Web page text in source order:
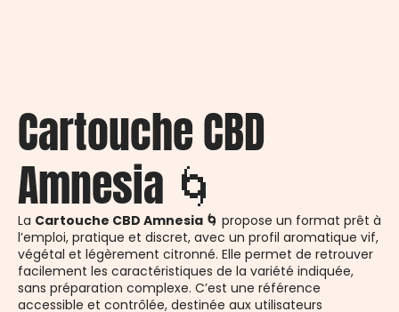
Cartouche CBD
Amnesia 🌀
La Cartouche CBD Amnesia 🌀 propose un format prêt à
l’emploi, pratique et discret, avec un profil aromatique vif,
végétal et légèrement citronné. Elle permet de retrouver
facilement les caractéristiques de la variété indiquée,
sans préparation complexe. C’est une référence
accessible et contrôlée, destinée aux utilisateurs